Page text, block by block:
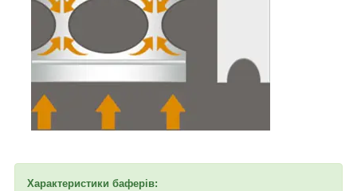
Характеристики баферів: